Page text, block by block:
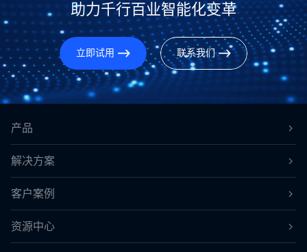
助力千行百业智能化变革
立即试用 联系我们
产品
解决方案
客户案例
资源中心